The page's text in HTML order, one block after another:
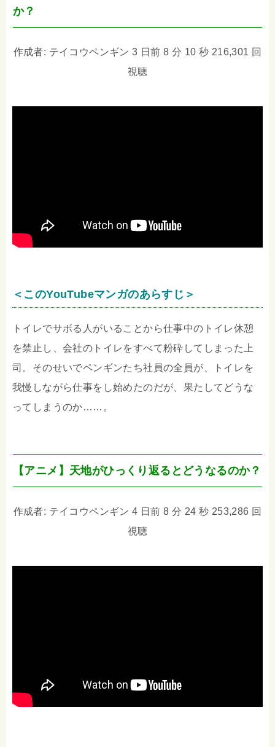
か？
作成者: テイコウペンギン 3 日前 8 分 10 秒 216,301 回
視聴
＜このYouTubeマンガのあらすじ＞
トイレでサボる人がいることから仕事中のトイレ休憩
を禁止し、会社のトイレをすべて粉砕してしまった上
司。そのせいでペンギンたち社員の全員が、トイレを
我慢しながら仕事をし始めたのだが、果たしてどうな
ってしまうのか……。
【アニメ】天地がひっくり返るとどうなるのか？
作成者: テイコウペンギン 4 日前 8 分 24 秒 253,286 回
視聴